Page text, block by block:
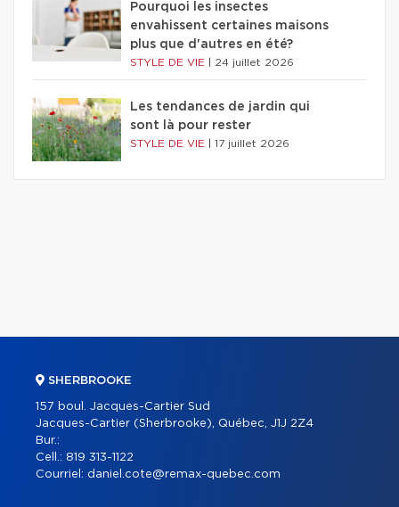
Pourquoi les insectes
envahissent certaines maisons
plus que d'autres en été?
STYLE DE VIE 24 juillet 2026
Les tendances de jardin qui
sont là pour rester
STYLE DE VIE 17 juillet 2026
SHERBROOKE
157 boul. Jacques-Cartier Sud
Jacques-Cartier (Sherbrooke), Québec, J1J 2Z4
Bur.:
Cell.: 819 313-1122
Courriel: daniel.cote@remax-quebec.com